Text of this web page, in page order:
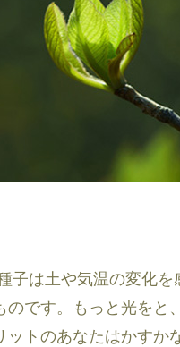
子は土や気温の変化
です。もっと光をと
トのあなたはかすか